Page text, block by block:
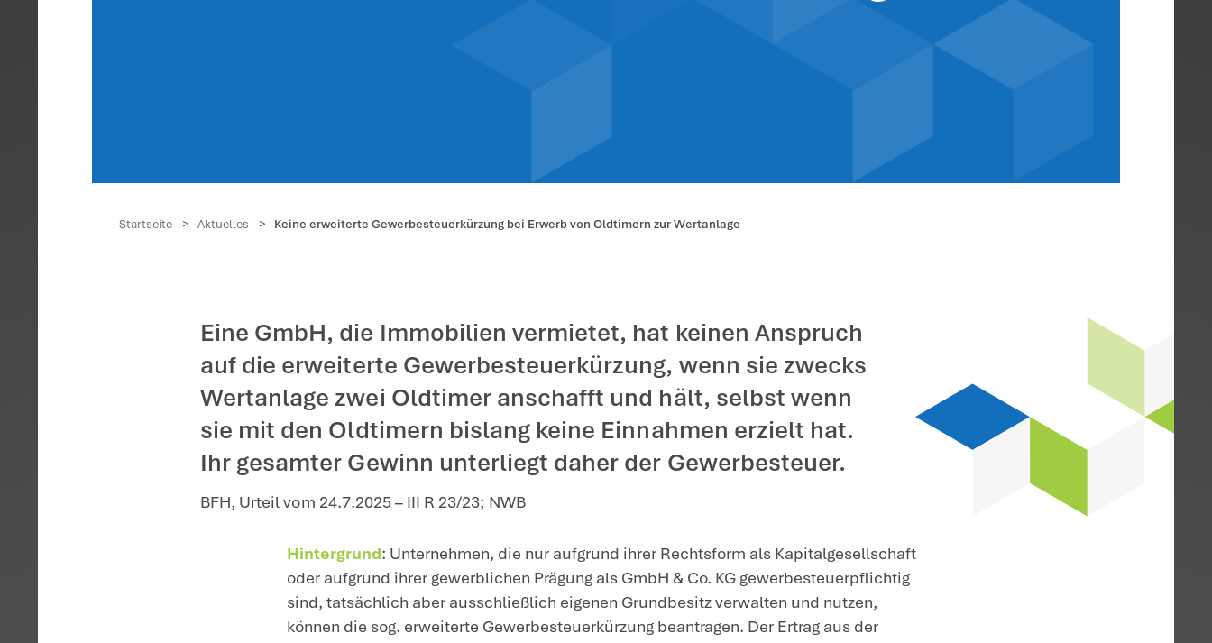
Keine erweiterte
Erwerb von Oldtimern zur
Startseite > Aktuelles > Keine erweiterte Gewerbesteuerkürzung bei Erwerb von Oldtimern zur Wertanlage
Eine GmbH, die Immobilien vermietet, hat keinen Anspruch
auf die erweiterte Gewerbesteuerkürzung, wenn sie zwecks